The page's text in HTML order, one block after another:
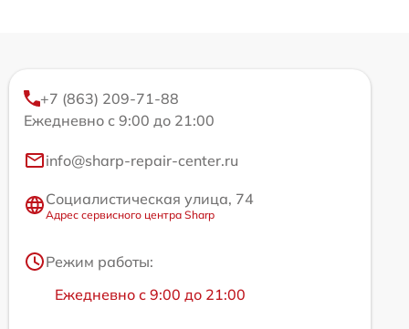
+7 (863) 209-71-88
Ежедневно с 9:00 до 21:00
info@sharp-repair-center.ru
Социалистическая улица, 74
Адрес сервисного центра Sharp
Режим работы:
Ежедневно с 9:00 до 21:00